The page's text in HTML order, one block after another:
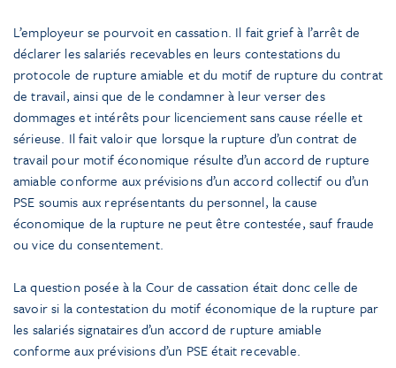
L’employeur se pourvoit en cassation. Il fait grief à l’arrêt de
déclarer les salariés recevables en leurs contestations du
protocole de rupture amiable et du motif de rupture du contrat
de travail, ainsi que de le condamner à leur verser des
dommages et intérêts pour licenciement sans cause réelle et
sérieuse. Il fait valoir que lorsque la rupture d’un contrat de
travail pour motif économique résulte d’un accord de rupture
amiable conforme aux prévisions d’un accord collectif ou d’un
PSE soumis aux représentants du personnel, la cause
économique de la rupture ne peut être contestée, sauf fraude
ou vice du consentement.
La question posée à la Cour de cassation était donc celle de
savoir si la contestation du motif économique de la rupture par
les salariés signataires d’un accord de rupture amiable
conforme aux prévisions d’un PSE était recevable.